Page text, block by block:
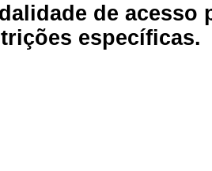
de
específicas.